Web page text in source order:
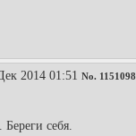
2014 01:51 No. 1151098
себя.